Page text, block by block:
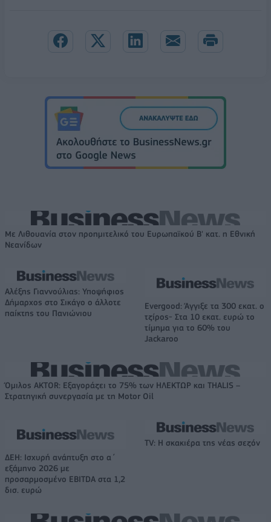
Με Λιθουανία στον προημιτελικό του Ευρωπαϊκού Β' κατ. η Εθνική
Νεανίδων
Αλέξης Γιαννούλιας: Υποψήφιος
Δήμαρχος στο Σικάγο ο άλλοτε
παίκτης του Πανιώνιου
Evergood: Άγγιξε τα 300 εκατ. ο
τζίρος- Στα 10 εκατ. ευρώ το
τίμημα για το 60% του
Jackaroo
Όμιλος AKTOR: Εξαγοράζει το 75% των ΗΛΕΚΤΩΡ και THALIS –
Στρατηγική συνεργασία με τη Motor Oil
ΔΕΗ: Ισχυρή ανάπτυξη στο α΄
εξάμηνο 2026 με
προσαρμοσμένο EBITDA στα 1,2
δισ. ευρώ
TV: Η σκακιέρα της νέας σεζόν